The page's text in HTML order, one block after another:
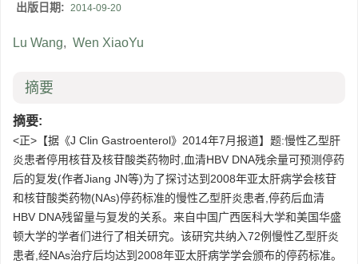
出版日期: 2014-09-20
Lu Wang, Wen XiaoYu
摘要
摘要:
<正>【据《J Clin Gastroenterol》2014年7月报道】题:慢性乙型肝
炎患者停用核苷及核苷酸类药物时,血清HBV DNA残余量可预测停药
后的复发(作者Jiang JN等)为了探讨达到2008年亚太肝病学会核苷
和核苷酸类药物(NAs)停药标准的慢性乙型肝炎患者,停药后血清
HBV DNA残留量与复发的关系。来自中国广西医科大学和美国华盛
顿大学的学者们进行了相关研究。该研究共纳入72例慢性乙型肝炎
患者,经NAs治疗后均达到2008年亚太肝病学学会颁布的停药标准。